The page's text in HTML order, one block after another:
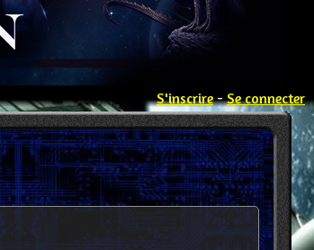
S'inscrire-Se connecter